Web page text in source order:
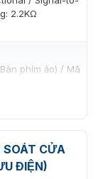
để đáp
tin sinh
trong quá
2.2KΩ
phím ảo) / Mã
SOÁT CỬA
ĐIỆN)